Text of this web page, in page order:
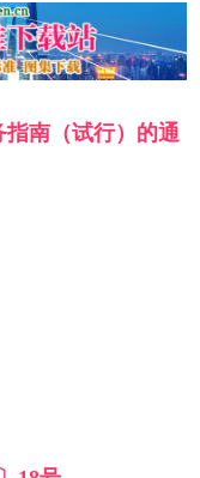
南（试行）的通